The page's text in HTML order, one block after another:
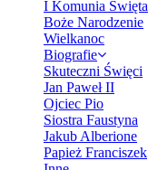
I Komunia Święta
Boże Narodzenie
Wielkanoc
Biografie
Skuteczni Święci
Jan Paweł II
Ojciec Pio
Siostra Faustyna
Jakub Alberione
Papież Franciszek